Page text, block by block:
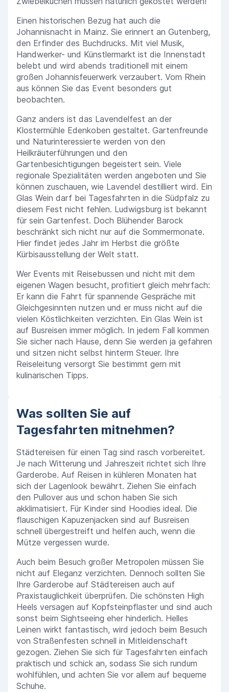
Einen historischen Bezug hat auch die
Johannisnacht in Mainz. Sie erinnert an Gutenberg,
den Erfinder des Buchdrucks. Mit viel Musik,
Handwerker- und Künstlermarkt ist die Innenstadt
belebt und wird abends traditionell mit einem
großen Johannisfeuerwerk verzaubert. Vom Rhein
aus können Sie das Event besonders gut
beobachten.
Ganz anders ist das Lavendelfest an der
Klostermühle Edenkoben gestaltet. Gartenfreunde
und Naturinteressierte werden von den
Heilkräuterführungen und den
Gartenbesichtigungen begeistert sein. Viele
regionale Spezialitäten werden angeboten und Sie
können zuschauen, wie Lavendel destilliert wird. Ein
Glas Wein darf bei Tagesfahrten in die Südpfalz zu
diesem Fest nicht fehlen. Ludwigsburg ist bekannt
für sein Gartenfest. Doch Blühender Barock
beschränkt sich nicht nur auf die Sommermonate.
Hier findet jedes Jahr im Herbst die größte
Kürbisausstellung der Welt statt.
Wer Events mit Reisebussen und nicht mit dem
eigenen Wagen besucht, profitiert gleich mehrfach:
Er kann die Fahrt für spannende Gespräche mit
Gleichgesinnten nutzen und er muss nicht auf die
vielen Köstlichkeiten verzichten. Ein Glas Wein ist
auf Busreisen immer möglich. In jedem Fall kommen
Sie sicher nach Hause, denn Sie werden ja gefahren
und sitzen nicht selbst hinterm Steuer. Ihre
Reiseleitung versorgt Sie bestimmt gern mit
kulinarischen Tipps.
Was sollten Sie auf
Tagesfahrten mitnehmen?
Städtereisen für einen Tag sind rasch vorbereitet.
Je nach Witterung und Jahreszeit richtet sich Ihre
Garderobe. Auf Reisen in kühleren Monaten hat
sich der Lagenlook bewährt. Ziehen Sie einfach
den Pullover aus und schon haben Sie sich
akklimatisiert. Für Kinder sind Hoodies ideal. Die
flauschigen Kapuzenjacken sind auf Busreisen
schnell übergestreift und helfen auch, wenn die
Mütze vergessen wurde.
Auch beim Besuch großer Metropolen müssen Sie
nicht auf Eleganz verzichten. Dennoch sollten Sie
Ihre Garderobe auf Städtereisen auch auf
Praxistauglichkeit überprüfen. Die schönsten High
Heels versagen auf Kopfsteinpflaster und sind auch
sonst beim Sightseeing eher hinderlich. Helles
Leinen wirkt fantastisch, wird jedoch beim Besuch
von Straßenfesten schnell in Mitleidenschaft
gezogen. Ziehen Sie sich für Tagesfahrten einfach
praktisch und schick an, sodass Sie sich rundum
wohlfühlen, und achten Sie vor allem auf bequeme
Schuhe.